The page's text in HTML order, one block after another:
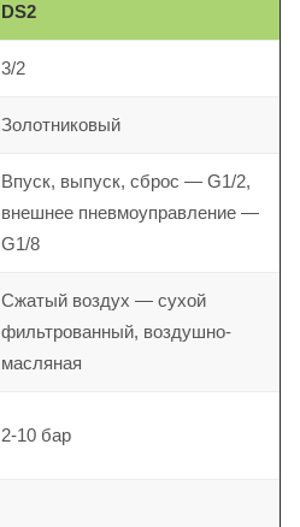
DS2
3/2
Золотниковый
Впуск, выпуск, сброс — G1/2,
внешнее пневмоуправление —
G1/8
Сжатый воздух — сухой
фильтрованный, воздушно-
масляная
2-10 бар